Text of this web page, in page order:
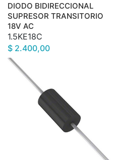
DIODO BIDIRECCIONAL
SUPRESOR TRANSITORIO
18V AC
1.5KE18C
$ 2.400,00